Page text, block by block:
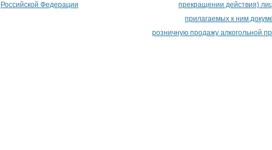
Российской Федерации
прекращении действия)
прилагаемых к ним
розничную продажу алкогольной